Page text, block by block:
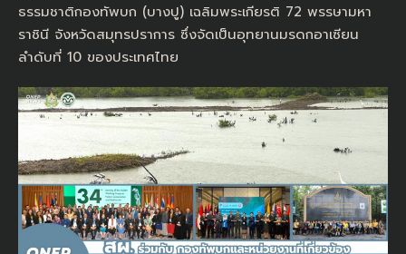
ธรรมชาติกองทัพบก (บางปู) เฉลิมพระเกียรติ 72 พรรษามหา
ราชินี จังหวัดสมุทรปราการ ซึ่งจัดเป็นอุทยานมรดกอาเซียน
ลำดับที่ 10 ของประเทศไทย